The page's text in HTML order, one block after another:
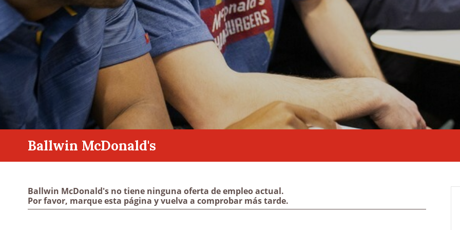
Ballwin McDonald's
Ballwin McDonald's no tiene ninguna oferta de empleo actual.
Por favor, marque esta página y vuelva a comprobar más tarde.